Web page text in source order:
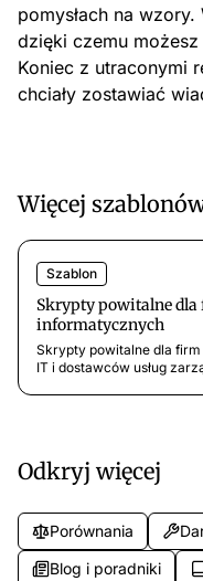
pomysłach na
dzięki czemu
Koniec z utraconymi
chciały zostawiać
Więcej
Szablon
Skrypty powitalne
informatycznych
Skrypty powitalne dla
IT i dostawców usług
Odkryj więcej
Porównania
Blog i poradniki